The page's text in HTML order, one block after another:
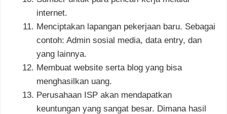
internet.
Menciptakan lapangan pekerjaan baru. Sebagai
contoh: Admin sosial media, data entry, dan
yang lainnya.
Membuat website serta blog yang bisa
menghasilkan uang.
Perusahaan ISP akan mendapatkan
keuntungan yang sangat besar. Dimana hasil